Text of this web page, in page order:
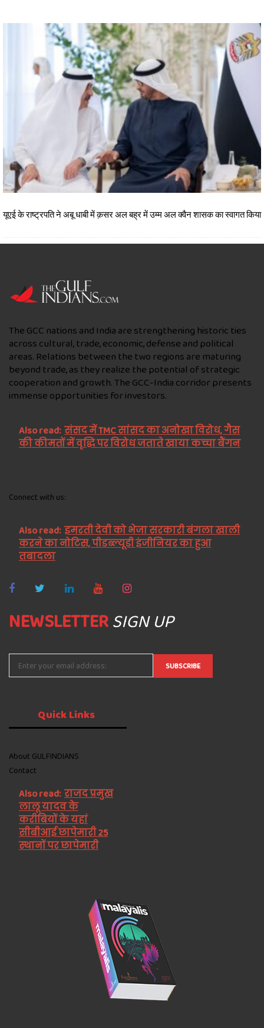
यूएई के राष्ट्रपति ने अबू धाबी में क़सर अल बह्र में उम्म अल क्वैन शासक का स्वागत किया
The GCC nations and India are strengthening historic ties
across cultural, trade, economic, defense and political
areas. Relations between the two regions are maturing
beyond trade, as they realize the potential of strategic
cooperation and growth. The GCC-India corridor presents
immense opportunities for investors.
Also read: संसद में TMC सांसद का अनोखा विरोध, गैस
की कीमतों में वृद्धि पर विरोध जताते खाया कच्चा बैंगन
Connect with us:
Also read: इमरती देवी को भेजा सरकारी बंगला खाली
करने का नोटिस, पीडब्ल्यूडी इंजीनियर का हुआ
तबादला
NEWSLETTERSIGN UP
QuickLinks
About GULFINDIANS
Contact
Also read: राजद प्रमुख
लालू यादव के
करीबियों के यहां
सीबीआई छापेमारी 25
स्थानों पर छापेमारी